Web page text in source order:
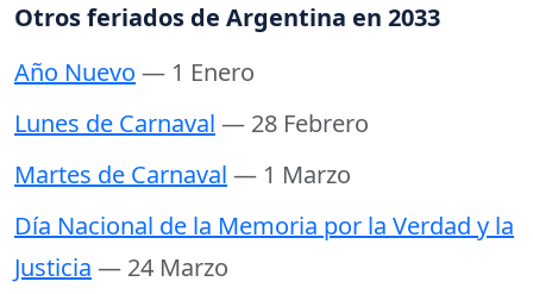
Otros feriados de Argentina en 2033
Año Nuevo — 1 Enero
Lunes de Carnaval — 28 Febrero
Martes de Carnaval — 1 Marzo
Día Nacional de la Memoria por la Verdad y la
Justicia — 24 Marzo